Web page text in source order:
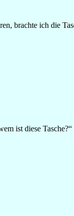
brachte ich die
ist diese Tasche?“